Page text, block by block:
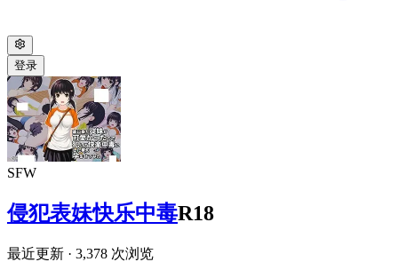
登录
SFW
侵犯表妹快乐中毒R18
最近更新 · 3,378 次浏览